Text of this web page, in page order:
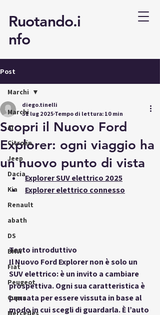
Ruotando.i
nfo
Post
Marchi
AI
Citroën
Jeep
Dacia
Kia
Renault
abath
DS
BMW
Fiat
Peugeot
Cupra
Mercedes
Marchi
Scopri il Nuovo Ford
Explorer: ogni viaggio ha
un nuovo punto di vista
diego.tinelli
31 lug 2025Tempo di lettura: 10 min
Explorer SUV elettrico 2025
Explorer elettrico connesso
Testo introduttivo
Il Nuovo Ford Explorer non è solo un
SUV elettrico: è un invito a cambiare
prospettiva. Ogni sua caratteristica è
pensata per essere vissuta in base al
modo in cui scegli di guardarla. È l’auto